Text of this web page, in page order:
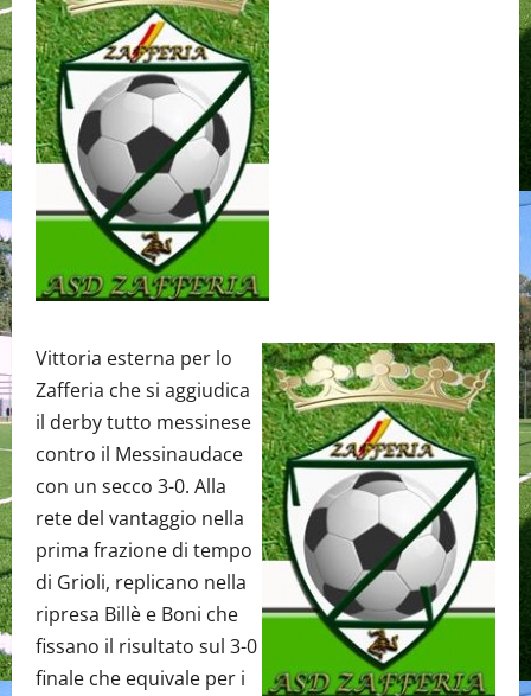
Vittoria esterna per lo
Zafferia che si aggiudica
il derby tutto messinese
contro il Messinaudace
con un secco 3-0. Alla
rete del vantaggio nella
prima frazione di tempo
di Grioli, replicano nella
ripresa Billè e Boni che
fissano il risultato sul 3-0
finale che equivale per i